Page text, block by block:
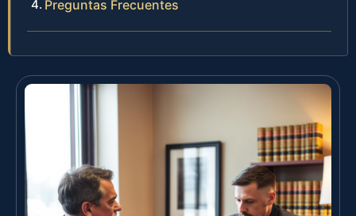
Preguntas Frecuentes